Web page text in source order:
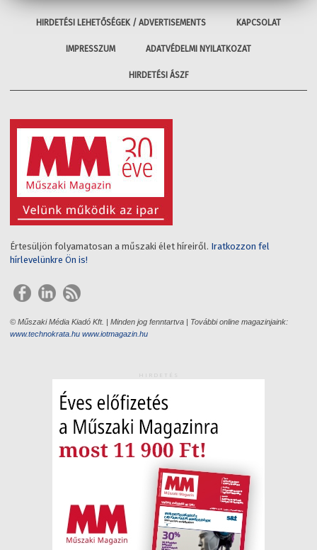
HIRDETÉSI LEHETŐSÉGEK / ADVERTISEMENTS KAPCSOLAT
IMPRESSZUM ADATVÉDELMI NYILATKOZAT
HIRDETÉSI ÁSZF
Értesüljön folyamatosan a műszaki élet híreiről. Iratkozzon fel
hírlevelünkre Ön is!
© Műszaki Média Kiadó Kft. | Minden jog fenntartva | További online magazinjaink:
www.technokrata.hu www.iotmagazin.hu
HIRDETÉS